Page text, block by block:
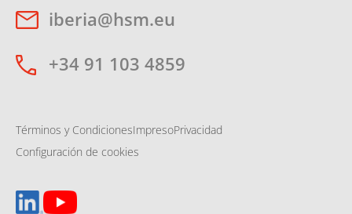
iberia@hsm.eu
+34 91 103 4859
Términos y CondicionesImpresoPrivacidad
Configuración de cookies